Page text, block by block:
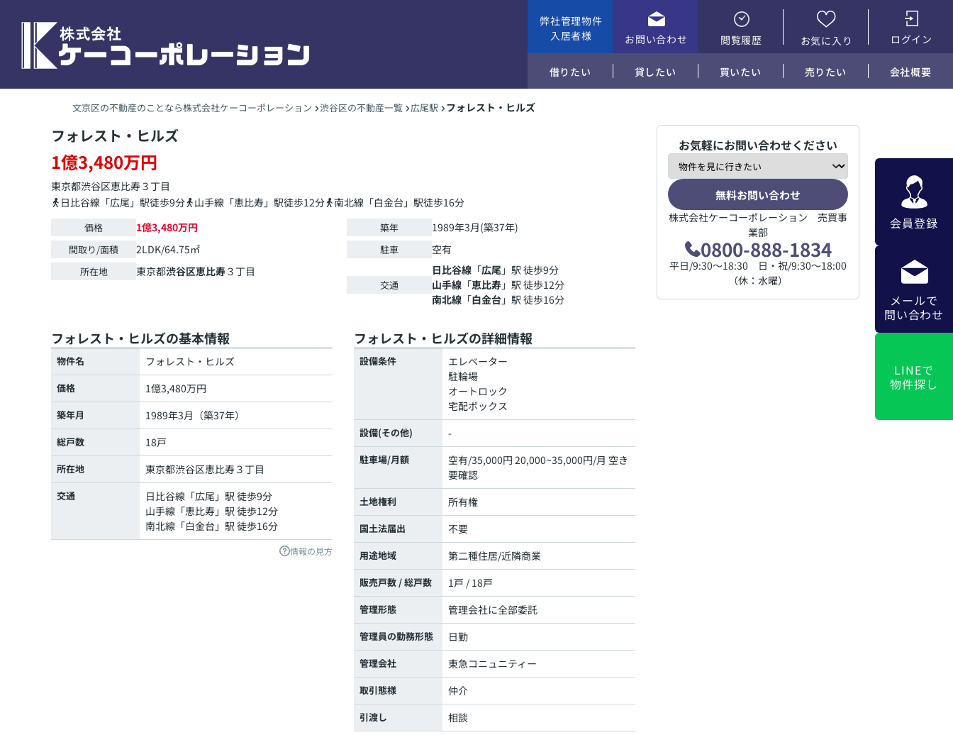
弊社管理物件
入居者様
お問い合わせ 閲覧履歴 お気に入り ログイン
借りたい 貸したい 買いたい 売りたい 会社概要
会員登録
メールで
問い合わせ
LINEで
物件探し
文京区の不動産のことなら株式会社ケーコーポレーション 渋谷区の不動産一覧 広尾駅 フォレスト・ヒルズ
フォレスト・ヒルズ
1億3,480万円
東京都渋谷区恵比寿３丁目
日比谷線「広尾」駅徒歩9分
山手線「恵比寿」駅徒歩12分 南北線「白金台」駅徒歩16分
価格 1億3,480万円
間取り/面積 2LDK/64.75㎡
所在地 東京都渋谷区恵比寿３丁目
築年 1989年3月(築37年)
駐車 空有
交通
日比谷線 「広尾」駅 徒歩9分
山手線 「恵比寿」駅 徒歩12分
南北線 「白金台」駅 徒歩16分
フォレスト・ヒルズの基本情報
物件名 フォレスト・ヒルズ
価格 1億3,480万円
築年月 1989年3月（築37年）
総戸数 18戸
所在地 東京都渋谷区恵比寿３丁目
交通 日比谷線 「広尾」駅 徒歩9分
山手線 「恵比寿」駅 徒歩12分
南北線 「白金台」駅 徒歩16分
情報の見方
フォレスト・ヒルズの詳細情報
設備条件
エレベーター
駐輪場
オートロック
宅配ボックス
設備(その他) -
駐車場/月額
空有/35,000円 20,000~35,000円/月 空き
要確認
土地権利 所有権
国土法届出 不要
用途地域 第二種住居/近隣商業
販売戸数 / 総戸数 1戸 / 18戸
管理形態 管理会社に全部委託
管理員の勤務形態 日勤
管理会社 東急コニュニティー
取引態様 仲介
引渡し 相談
お気軽にお問い合わせください
無料お問い合わせ
株式会社ケーコーポレーション 売買事
業部
0800-888-1834
平日/9:30～18:30 日・祝/9:30～18:00
（休：水曜）